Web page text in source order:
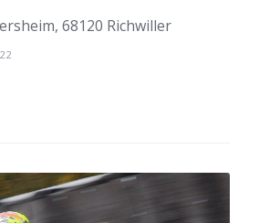
68120 Richwiller